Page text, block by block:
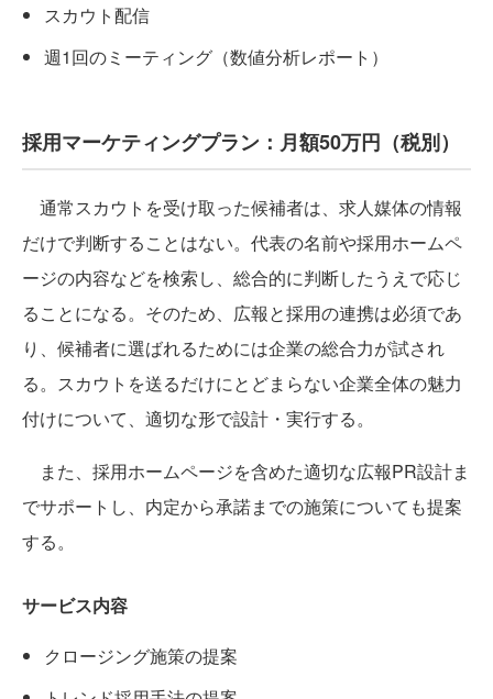
スカウト配信
週1回のミーティング（数値分析レポート）
採用マーケティングプラン：月額50万円（税別）
通常スカウトを受け取った候補者は、求人媒体の情報
だけで判断することはない。代表の名前や採用ホームペ
ージの内容などを検索し、総合的に判断したうえで応じ
ることになる。そのため、広報と採用の連携は必須であ
り、候補者に選ばれるためには企業の総合力が試され
る。スカウトを送るだけにとどまらない企業全体の魅力
付けについて、適切な形で設計・実行する。
また、採用ホームページを含めた適切な広報PR設計ま
でサポートし、内定から承諾までの施策についても提案
する。
サービス内容
クロージング施策の提案